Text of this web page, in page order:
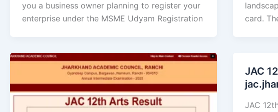
you a business owner planning to register your
enterprise under the MSME Udyam Registration
card.
JAC
JAC